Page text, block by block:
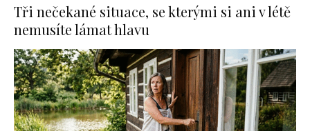
Tři nečekané situace, se kterými si ani v létě
nemusíte lámat hlavu